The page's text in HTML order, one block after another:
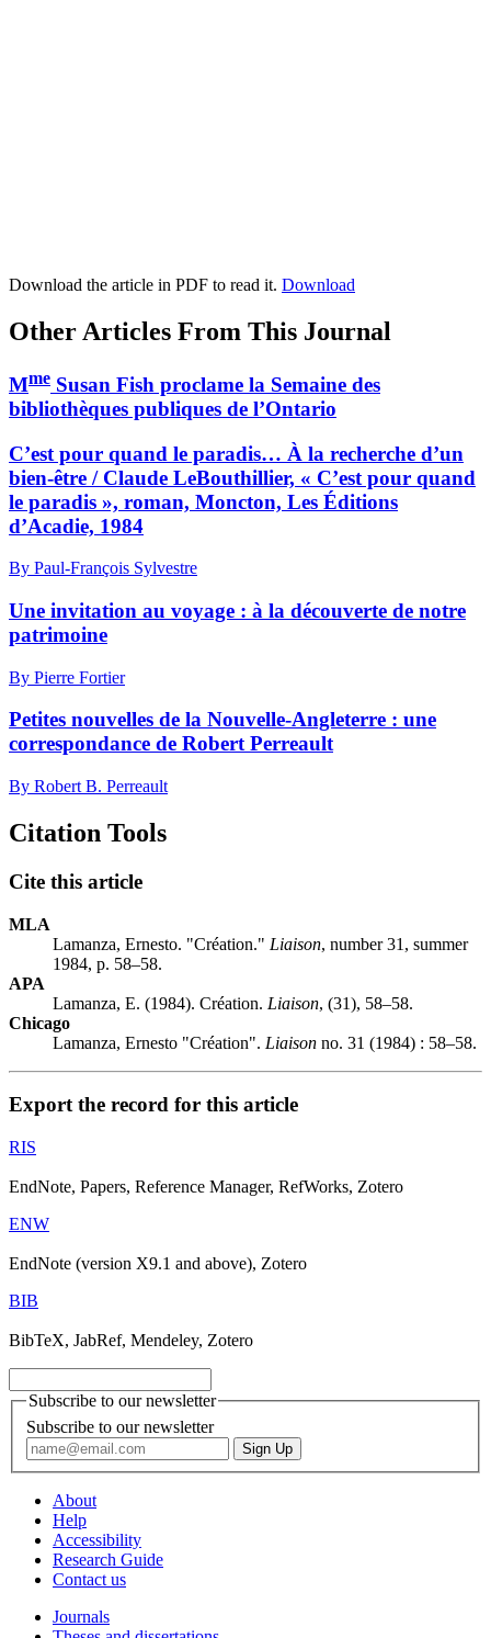
Download the article in PDF to read it. Download
Other Articles From This Journal
Mme Susan Fish proclame la Semaine des
bibliothèques publiques de l’Ontario
C’est pour quand le paradis… À la recherche d’un
bien-être / Claude LeBouthillier, « C’est pour quand
le paradis », roman, Moncton, Les Éditions
d’Acadie, 1984
By Paul-François Sylvestre
Une invitation au voyage : à la découverte de notre
patrimoine
By Pierre Fortier
Petites nouvelles de la Nouvelle-Angleterre : une
correspondance de Robert Perreault
By Robert B. Perreault
Citation Tools
Cite this article
MLA
Lamanza, Ernesto. "Création." Liaison, number 31, summer
1984, p. 58–58.
APA
Lamanza, E. (1984). Création. Liaison, (31), 58–58.
Chicago
Lamanza, Ernesto "Création". Liaison no. 31 (1984) : 58–58.
Export the record for this article
RIS
EndNote, Papers, Reference Manager, RefWorks, Zotero
ENW
EndNote (version X9.1 and above), Zotero
BIB
BibTeX, JabRef, Mendeley, Zotero
Subscribe to our newsletter
Subscribe to our newsletter
About
Help
Accessibility
Research Guide
Contact us
Journals